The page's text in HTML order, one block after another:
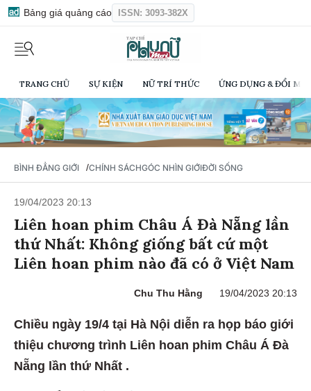
Bảng giá quảng cáo ISSN: 3093-382X
TRANG CHỦ SỰ KIỆN NỮ TRÍ THỨC ỨNG DỤNG & ĐỔI
BÌNH ĐẲNG GIỚI /CHÍNH SÁCHGÓC NHÌN GIỚIĐỜI SỐNG
19/04/2023 20:13
Liên hoan phim Châu Á Đà Nẵng lần
thứ Nhất: Không giống bất cứ một
Liên hoan phim nào đã có ở Việt Nam
Chu Thu Hằng 19/04/2023 20:13
Chiều ngày 19/4 tại Hà Nội diễn ra họp báo giới
thiệu chương trình Liên hoan phim Châu Á Đà
Nẵng lần thứ Nhất .